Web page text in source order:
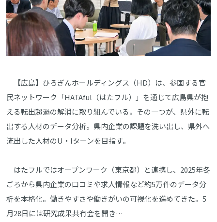
【広島】ひろぎんホールディングス（HD）は、参画する官
民ネットワーク「HATAful（はたフル）」を通じて広島県が抱
える転出超過の解消に取り組んでいる。その一つが、県外に転
出する人材のデータ分析。県内企業の課題を洗い出し、県外へ
流出した人材のU・Iターンを目指す。
はたフルではオープンワーク（東京都）と連携し、2025年冬
ごろから県内企業の口コミや求人情報など約5万件のデータ分
析を本格化。働きやすさや働きがいの可視化を進めてきた。5
月28日には研究成果共有会を開き…